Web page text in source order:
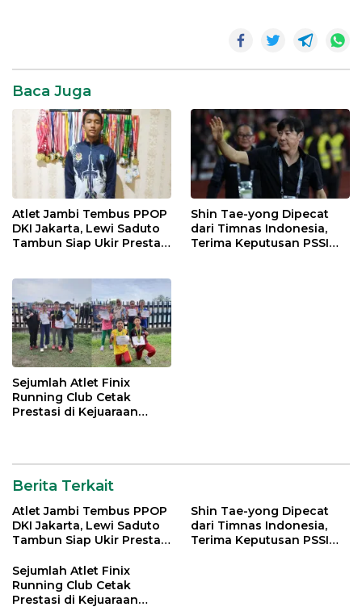
Baca Juga
Atlet Jambi Tembus PPOP
DKI Jakarta, Lewi Saduto
Tambun Siap Ukir Prestasi
Shin Tae-yong Dipecat
dari Timnas Indonesia,
Terima Keputusan PSSI
Sejumlah Atlet Finix
Running Club Cetak
Prestasi di Kejuaraan
Berita Terkait
Atlet Jambi Tembus PPOP
DKI Jakarta, Lewi Saduto
Tambun Siap Ukir Prestasi
Shin Tae-yong Dipecat
dari Timnas Indonesia,
Terima Keputusan PSSI
Sejumlah Atlet Finix
Running Club Cetak
Prestasi di Kejuaraan